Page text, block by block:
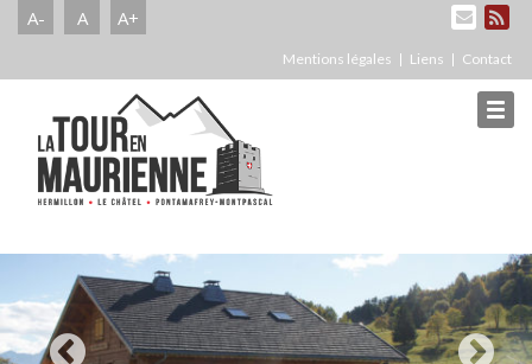
A- A A+
Mentions légales Liens Contact